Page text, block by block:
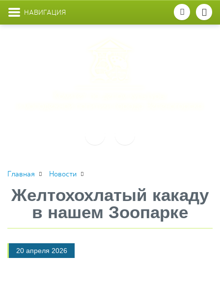
НАВИГАЦИЯ
Главная Новости
Желтохохлатый какаду
в нашем Зоопарке
20 апреля 2026